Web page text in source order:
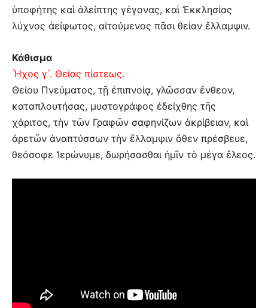
ὑποφήτης καὶ ἀλείπτης γέγονας, καὶ Ἐκκλησίας
λύχνος ἀείφωτος, αἰτούμενος πᾶσι θείαν ἔλλαμψιν.
Κάθισμα
Ἦχος γ´. Θείας πίστεως.
Θείου Πνεύματος, τῇ ἐπιπνοίᾳ, γλῶσσαν ἔνθεον,
καταπλουτήσας, μυστογράφος ἐδείχθης τῆς
χάριτος, τὴν τῶν Γραφῶν σαφηνίζων ἀκρίβειαν, καὶ
ἀρετῶν ἀναπτύσσων τὴν ἔλλαμψιν ὅθεν πρέσβευε,
θεόσοφε Ἱερώνυμε, δωρήσασθαι ἡμῖν τὸ μέγα ἔλεος.